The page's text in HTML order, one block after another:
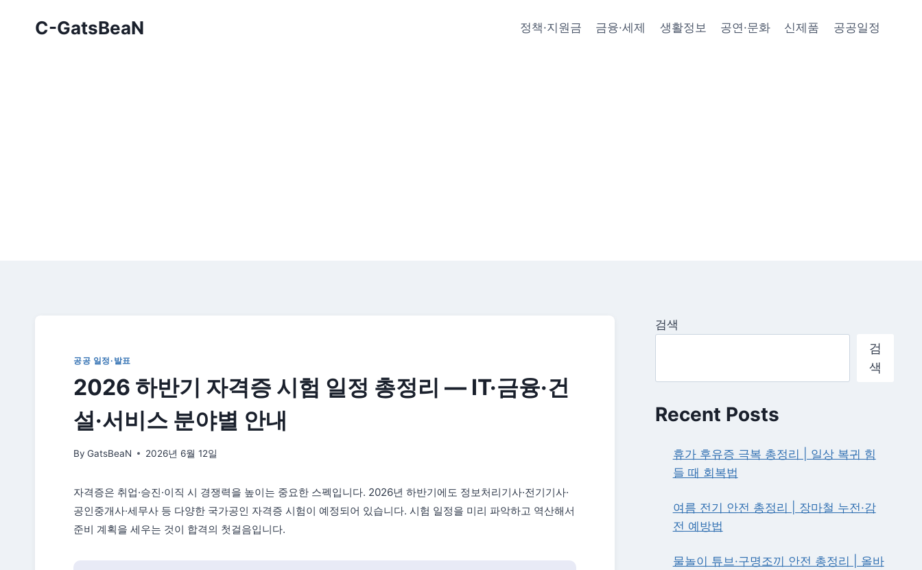
C-GatsBeaN 정책·지원금 금융·세제 생활정보 공연·문화 신제품 공공일정
공공 일정·발표
2026 하반기 자격증 시험 일정 총정리 — IT·금융·건
설·서비스 분야별 안내
By GatsBeaN 2026년 6월 12일
자격증은 취업·승진·이직 시 경쟁력을 높이는 중요한 스펙입니다. 2026년 하반기에도 정보처리기사·전기기사·
공인중개사·세무사 등 다양한 국가공인 자격증 시험이 예정되어 있습니다. 시험 일정을 미리 파악하고 역산해서
준비 계획을 세우는 것이 합격의 첫걸음입니다.
검색
검
색
Recent Posts
휴가 후유증 극복 총정리 | 일상 복귀 힘
들 때 회복법
여름 전기 안전 총정리 | 장마철 누전·감
전 예방법
물놀이 튜브·구명조끼 안전 총정리 | 올바